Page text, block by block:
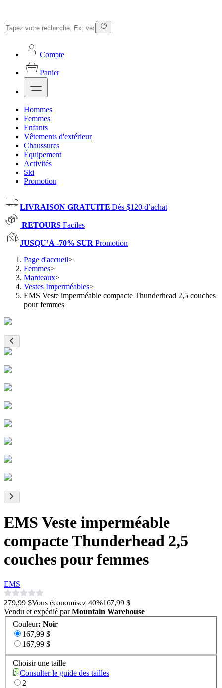
Compte
Panier
Hommes
Femmes
Enfants
Vêtements d'extérieur
Chaussures
Équipement
Activités
Ski
Promotion
LIVRAISON GRATUITE Dès $120 d’achat
RETOURS Faciles
JUSQU’À -70% SUR Promotion
Page d'accueil>
Femmes>
Manteaux>
Vestes Imperméables>
EMS Veste imperméable compacte Thunderhead 2,5 couches
pour femmes
EMS Veste imperméable
compacte Thunderhead 2,5
couches pour femmes
EMS
279,99 $Vous économisez 40%167,99 $
Vendu et expédié parMountain Warehouse
Couleur: Noir
167,99 $
167,99 $
Choisir une taille
Consulter le guide des tailles
2